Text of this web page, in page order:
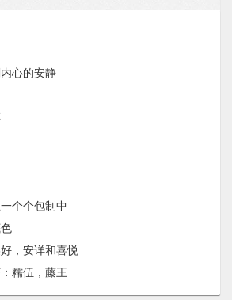
心的安静
个个包制中
，安详和喜悦
糯伍，藤王